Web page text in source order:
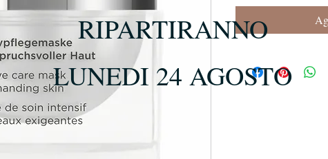
RIPARTIRANNO
LUNEDI 24 AGOSTO